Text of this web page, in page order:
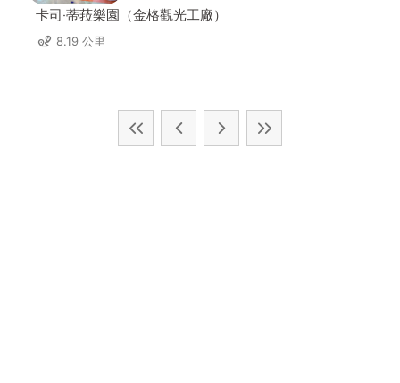
卡司‧蒂菈樂園（金格觀光工廠）
8.19 公里